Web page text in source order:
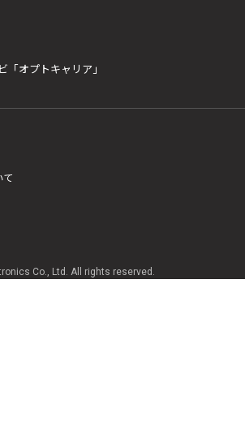
オプトキャリア」
て
Co., Ltd. All rights reserved.